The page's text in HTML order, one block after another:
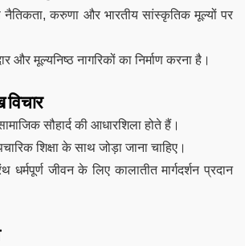
करुणा और भारतीय सांस्कृतिक मूल्यों पर
और मूल्यनिष्ठ नागरिकों का निर्माण करना है।
सौहार्द की आधारशिला होते हैं।
शिक्षा के साथ जोड़ा जाना चाहिए।
धर्मपूर्ण जीवन के लिए कालातीत मार्गदर्शन प्रदान